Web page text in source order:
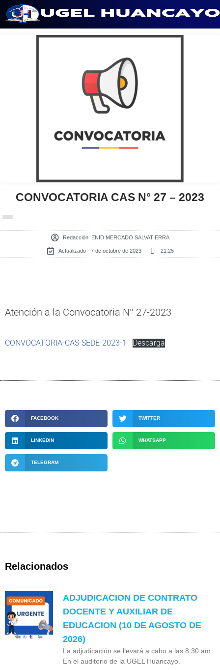
CONVOCATORIA CAS N° 27 – 2023
Redacción: ENID MERCADO SALVATIERRA
Actualizado - 7 de octubre de 2023 21:25
Atención a la Convocatoria N° 27-2023
CONVOCATORIA-CAS-SEDE-2023-1 Descarga
FACEBOOK TWITTER
LINKEDIN WHATSAPP
TELEGRAM
Relacionados
ADJUDICACION DE CONTRATO
DOCENTE Y AUXILIAR DE
EDUCACION (10 DE AGOSTO DE
2026)
La adjudicación se llevará a cabo a las 8:30 am.
En el auditorio de la UGEL Huancayo.